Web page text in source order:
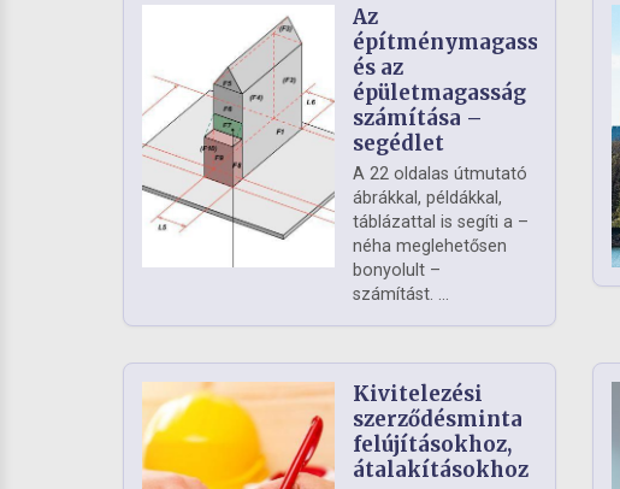
Az
építménymagasság
és az
épületmagasság
számítása –
segédlet
A 22 oldalas útmutató
ábrákkal, példákkal,
táblázattal is segíti a –
néha meglehetősen
bonyolult –
számítást. ...
Kivitelezési
szerződésminta
felújításokhoz,
átalakításokhoz